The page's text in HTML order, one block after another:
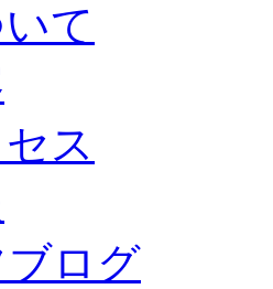
て
ス
ログ